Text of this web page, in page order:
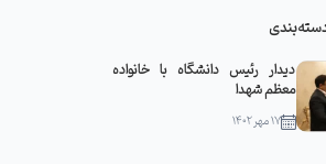
دسته‌بندی
دیدار رئیس دانشگاه با خانواده
معظم شهدا
۱۷ مهر ۱۴۰۲